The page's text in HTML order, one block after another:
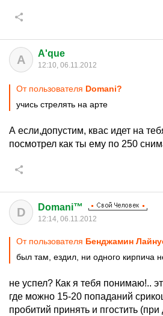
A A'que
12:10, 06.11.2012
От пользователя Domani?
учись стрелять на арте
А если,допустим, квас идет на
посмотрел как ты ему по 250
D Domani™
12:14, 06.11.2012
От пользователя Бенджамин
был там, ездил, ни одного кирпича
не успел? Как я тебя понимаю!..
где можно 15-20 попаданий
пробитий принять и пгостить